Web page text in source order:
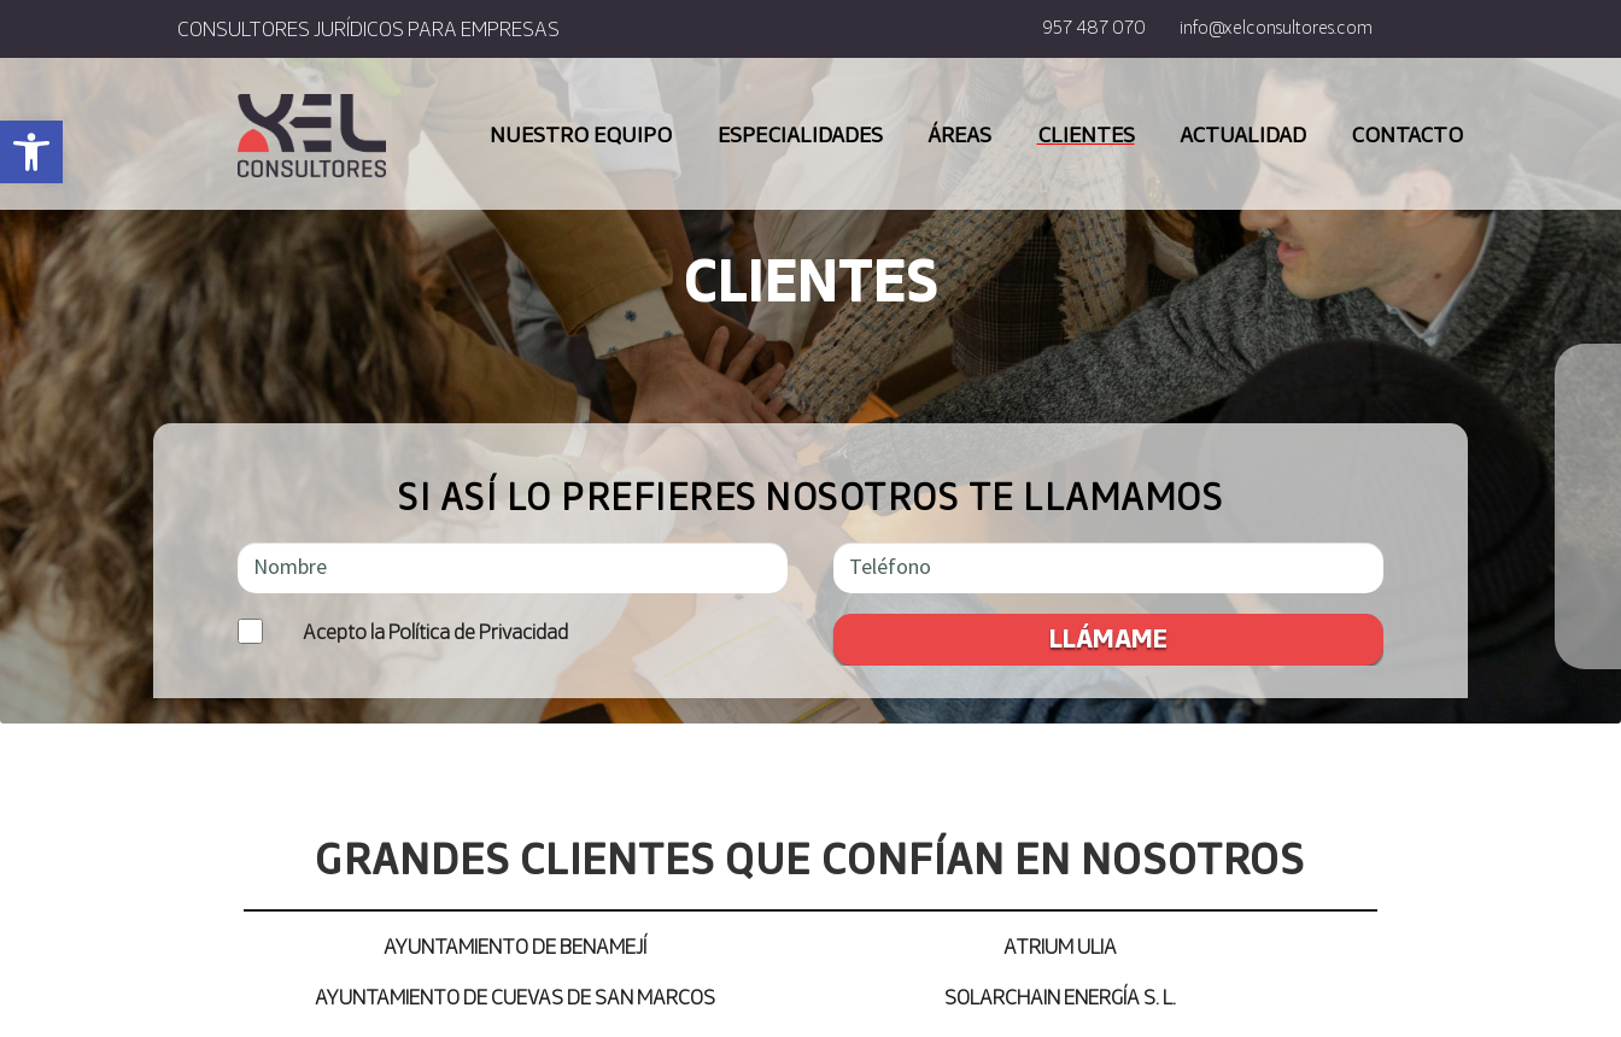
Abrir barra de herramientas
CONSULTORES JURÍDICOS PARA EMPRESAS 957 487 070 info@xelconsultores.com
NUESTRO EQUIPO ESPECIALIDADES ÁREAS CLIENTES ACTUALIDAD CONTACTO
CLIENTES
SI ASÍ LO PREFIERES NOSOTROS TE LLAMAMOS
Acepto la Política de Privacidad
GRANDES CLIENTES QUE CONFÍAN EN NOSOTROS
AYUNTAMIENTO DE BENAMEJÍ
AYUNTAMIENTO DE CUEVAS DE SAN MARCOS
ATRIUM ULIA
SOLARCHAIN ENERGÍA S. L.